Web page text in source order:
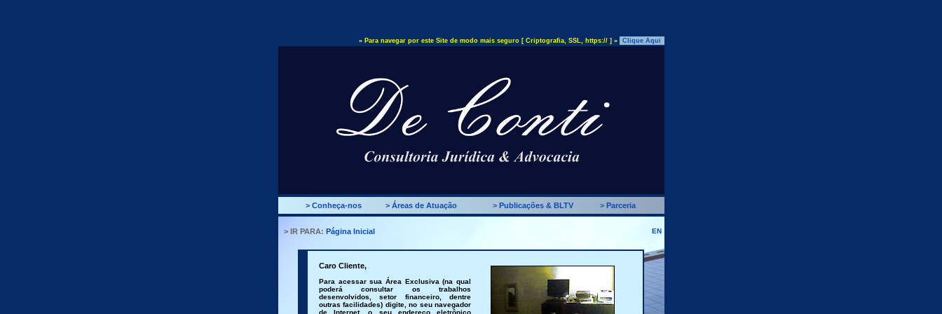
» Para navegar por este Site de modo mais seguro [ Criptografia, SSL, https:// ] » Clique Aqui
> Conheça-nos > Áreas de Atuação > Publicações & BLTV > Parceria
> IR PARA: Página Inicial EN
Caro Cliente,
Para acessar sua Área Exclusiva (na qual
poderá consultar os trabalhos
desenvolvidos, setor financeiro, dentre
outras facilidades) digite, no seu navegador
de Internet, o seu endereço eletrônico